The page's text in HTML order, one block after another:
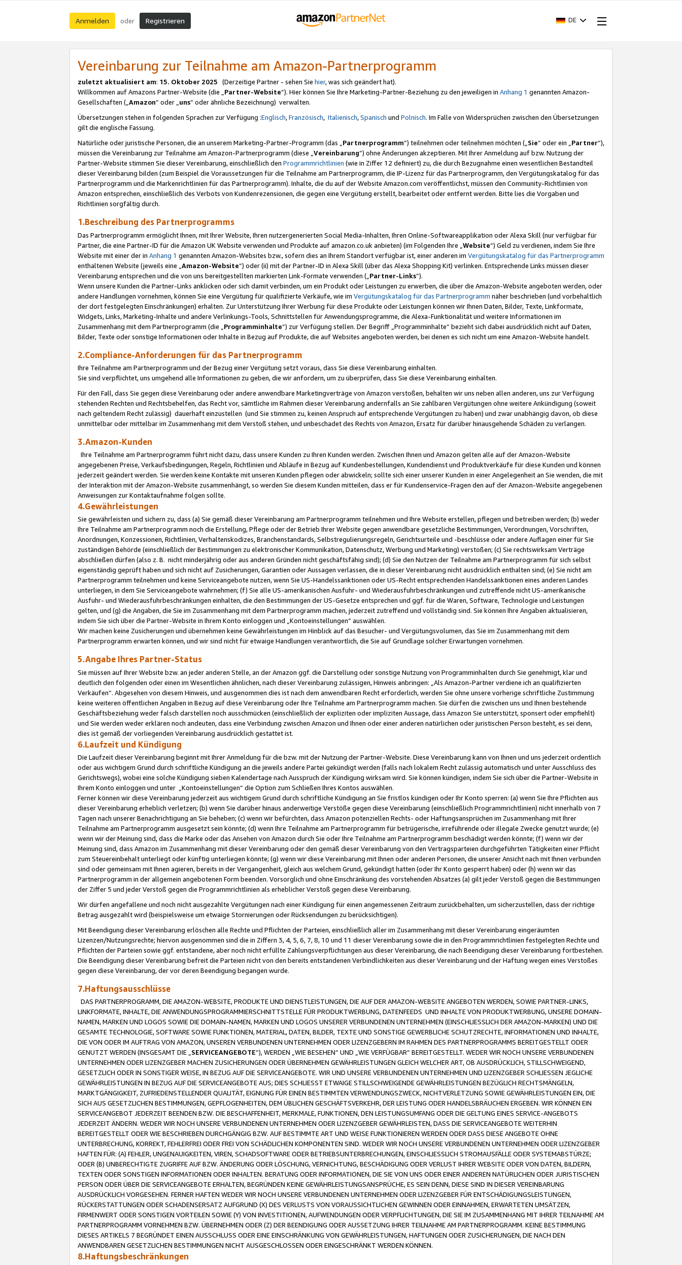
Anmelden oder Registrieren DE
Vereinbarung zur Teilnahme am Amazon-Partnerprogramm
zuletzt aktualisiert am: 15. Oktober 2025 (Derzeitige Partner - sehen Sie hier, was sich geändert hat).
Willkommen auf Amazons Partner-Website (die „Partner-Website“). Hier können Sie Ihre Marketing-Partner-Beziehung zu den jeweiligen in Anhang 1 genannten Amazon-
Gesellschaften („Amazon“ oder „uns“ oder ähnliche Bezeichnung) verwalten.
Übersetzungen stehen in folgenden Sprachen zur Verfügung :Englisch,Französisch, Italienisch,Spanisch und Polnisch. Im Falle von Widersprüchen zwischen den Übersetzungen
gilt die englische Fassung.
Natürliche oder juristische Personen, die an unserem Marketing-Partner-Programm (das „Partnerprogramm“) teilnehmen oder teilnehmen möchten („Sie“ oder ein „Partner“),
müssen die Vereinbarung zur Teilnahme am Amazon-Partnerprogramm (diese „Vereinbarung“) ohne Änderungen akzeptieren. Mit Ihrer Anmeldung auf bzw. Nutzung der
Partner-Website stimmen Sie dieser Vereinbarung, einschließlich den Programmrichtlinien (wie in Ziffer 12 definiert) zu, die durch Bezugnahme einen wesentlichen Bestandteil
dieser Vereinbarung bilden (zum Beispiel die Voraussetzungen für die Teilnahme am Partnerprogramm, die IP-Lizenz für das Partnerprogramm, den Vergütungskatalog für das
Partnerprogramm und die Markenrichtlinien für das Partnerprogramm). Inhalte, die du auf der Website Amazon.com veröffentlichst, müssen den Community-Richtlinien von
Amazon entsprechen, einschließlich des Verbots von Kundenrezensionen, die gegen eine Vergütung erstellt, bearbeitet oder entfernt werden. Bitte lies die Vorgaben und
Richtlinien sorgfältig durch.
1.Beschreibung des Partnerprogramms
Das Partnerprogramm ermöglicht Ihnen, mit Ihrer Website, Ihren nutzergenerierten Social Media-Inhalten, Ihren Online-Softwareapplikation oder Alexa Skill (nur verfügbar für
Partner, die eine Partner-ID für die Amazon UK Website verwenden und Produkte auf amazon.co.uk anbieten) (im Folgenden Ihre „ Website“) Geld zu verdienen, indem Sie Ihre
Website mit einer der in Anhang 1 genannten Amazon-Websites bzw., sofern dies an Ihrem Standort verfügbar ist, einer anderen im Vergütungskatalog für das Partnerprogramm
enthaltenen Website (jeweils eine „ Amazon-Website“) oder (ii) mit der Partner-ID in Alexa Skill (über das Alexa Shopping Kit) verlinken. Entsprechende Links müssen dieser
Vereinbarung entsprechen und die von uns bereitgestellten markierten Link-Formate verwenden („ Partner-Links“).
Wenn unsere Kunden die Partner-Links anklicken oder sich damit verbinden, um ein Produkt oder Leistungen zu erwerben, die über die Amazon-Website angeboten werden, oder
andere Handlungen vornehmen, können Sie eine Vergütung für qualifizierte Verkäufe, wie im Vergütungskatalog für das Partnerprogramm näher beschrieben (und vorbehaltlich
der dort festgelegten Einschränkungen) erhalten. Zur Unterstützung Ihrer Werbung für diese Produkte oder Leistungen können wir Ihnen Daten, Bilder, Texte, Linkformate,
Widgets, Links, Marketing-Inhalte und andere Verlinkungs-Tools, Schnittstellen für Anwendungsprogramme, die Alexa-Funktionalität und weitere Informationen im
Zusammenhang mit dem Partnerprogramm (die „ Programminhalte“) zur Verfügung stellen. Der Begriff „Programminhalte“ bezieht sich dabei ausdrücklich nicht auf Daten,
Bilder, Texte oder sonstige Informationen oder Inhalte in Bezug auf Produkte, die auf Websites angeboten werden, bei denen es sich nicht um eine Amazon-Website handelt.
2.Compliance-Anforderungen für das Partnerprogramm
Ihre Teilnahme am Partnerprogramm und der Bezug einer Vergütung setzt voraus, dass Sie diese Vereinbarung einhalten.
Sie sind verpflichtet, uns umgehend alle Informationen zu geben, die wir anfordern, um zu überprüfen, dass Sie diese Vereinbarung einhalten.
Für den Fall, dass Sie gegen diese Vereinbarung oder andere anwendbare Marketingverträge von Amazon verstoßen, behalten wir uns neben allen anderen, uns zur Verfügung
stehenden Rechten und Rechtsbehelfen, das Recht vor, sämtliche im Rahmen dieser Vereinbarung andernfalls an Sie zahlbaren Vergütungen ohne weitere Ankündigung (soweit
nach geltendem Recht zulässig) dauerhaft einzustellen (und Sie stimmen zu, keinen Anspruch auf entsprechende Vergütungen zu haben) und zwar unabhängig davon, ob diese
unmittelbar oder mittelbar im Zusammenhang mit dem Verstoß stehen, und unbeschadet des Rechts von Amazon, Ersatz für darüber hinausgehende Schäden zu verlangen.
3.Amazon-Kunden
Ihre Teilnahme am Partnerprogramm führt nicht dazu, dass unsere Kunden zu Ihren Kunden werden. Zwischen Ihnen und Amazon gelten alle auf der Amazon-Website
angegebenen Preise, Verkaufsbedingungen, Regeln, Richtlinien und Abläufe in Bezug auf Kundenbestellungen, Kundendienst und Produktverkäufe für diese Kunden und können
jederzeit geändert werden. Sie werden keine Kontakte mit unseren Kunden pflegen oder abwickeln; sollte sich einer unserer Kunden in einer Angelegenheit an Sie wenden, die mit
der Interaktion mit der Amazon-Website zusammenhängt, so werden Sie diesem Kunden mitteilen, dass er für Kundenservice-Fragen den auf der Amazon-Website angegebenen
Anweisungen zur Kontaktaufnahme folgen sollte.
4.Gewährleistungen
Sie gewährleisten und sichern zu, dass (a) Sie gemäß dieser Vereinbarung am Partnerprogramm teilnehmen und Ihre Website erstellen, pflegen und betreiben werden; (b) weder
Ihre Teilnahme am Partnerprogramm noch die Erstellung, Pflege oder der Betrieb Ihrer Website gegen anwendbare gesetzliche Bestimmungen, Verordnungen, Vorschriften,
Anordnungen, Konzessionen, Richtlinien, Verhaltenskodizes, Branchenstandards, Selbstregulierungsregeln, Gerichtsurteile und -beschlüsse oder andere Auflagen einer für Sie
zuständigen Behörde (einschließlich der Bestimmungen zu elektronischer Kommunikation, Datenschutz, Werbung und Marketing) verstoßen; (c) Sie rechtswirksam Verträge
abschließen dürfen (also z. B. nicht minderjährig oder aus anderen Gründen nicht geschäftsfähig sind); (d) Sie den Nutzen der Teilnahme am Partnerprogramm für sich selbst
eigenständig geprüft haben und sich nicht auf Zusicherungen, Garantien oder Aussagen verlassen, die in dieser Vereinbarung nicht ausdrücklich enthalten sind; (e) Sie nicht am
Partnerprogramm teilnehmen und keine Serviceangebote nutzen, wenn Sie US-Handelssanktionen oder US-Recht entsprechenden Handelssanktionen eines anderen Landes
unterliegen, in dem Sie Serviceangebote wahrnehmen; (f) Sie alle US-amerikanischen Ausfuhr- und Wiederausfuhrbeschränkungen und zutreffende nicht US-amerikanische
Ausfuhr- und Wiederausfuhrbeschränkungen einhalten, die den Bestimmungen der US-Gesetze entsprechen und ggf. für die Waren, Software, Technologie und Leistungen
gelten, und (g) die Angaben, die Sie im Zusammenhang mit dem Partnerprogramm machen, jederzeit zutreffend und vollständig sind. Sie können Ihre Angaben aktualisieren,
indem Sie sich über die Partner-Website in Ihrem Konto einloggen und „Kontoeinstellungen“ auswählen.
Wir machen keine Zusicherungen und übernehmen keine Gewährleistungen im Hinblick auf das Besucher- und Vergütungsvolumen, das Sie im Zusammenhang mit dem
Partnerprogramm erwarten können, und wir sind nicht für etwaige Handlungen verantwortlich, die Sie auf Grundlage solcher Erwartungen vornehmen.
5.Angabe Ihres Partner-Status
Sie müssen auf Ihrer Website bzw. an jeder anderen Stelle, an der Amazon ggf. die Darstellung oder sonstige Nutzung von Programminhalten durch Sie genehmigt, klar und
deutlich den folgenden oder einen im Wesentlichen ähnlichen, nach dieser Vereinbarung zulässigen, Hinweis anbringen: „Als Amazon-Partner verdiene ich an qualifizierten
Verkäufen“. Abgesehen von diesem Hinweis, und ausgenommen dies ist nach dem anwendbaren Recht erforderlich, werden Sie ohne unsere vorherige schriftliche Zustimmung
keine weiteren öffentlichen Angaben in Bezug auf diese Vereinbarung oder Ihre Teilnahme am Partnerprogramm machen. Sie dürfen die zwischen uns und Ihnen bestehende
Geschäftsbeziehung weder falsch darstellen noch ausschmücken (einschließlich der expliziten oder impliziten Aussage, dass Amazon Sie unterstützt, sponsert oder empfiehlt)
und Sie werden weder erklären noch andeuten, dass eine Verbindung zwischen Amazon und Ihnen oder einer anderen natürlichen oder juristischen Person besteht, es sei denn,
dies ist gemäß der vorliegenden Vereinbarung ausdrücklich gestattet ist.
6.Laufzeit und Kündigung
Die Laufzeit dieser Vereinbarung beginnt mit Ihrer Anmeldung für die bzw. mit der Nutzung der Partner-Website. Diese Vereinbarung kann von Ihnen und uns jederzeit ordentlich
oder aus wichtigem Grund durch schriftliche Kündigung an die jeweils andere Partei gekündigt werden (falls nach lokalem Recht zulässig automatisch und unter Ausschluss des
Gerichtswegs), wobei eine solche Kündigung sieben Kalendertage nach Ausspruch der Kündigung wirksam wird. Sie können kündigen, indem Sie sich über die Partner-Website in
Ihrem Konto einloggen und unter „Kontoeinstellungen“ die Option zum Schließen Ihres Kontos auswählen.
Ferner können wir diese Vereinbarung jederzeit aus wichtigem Grund durch schriftliche Kündigung an Sie fristlos kündigen oder Ihr Konto sperren: (a) wenn Sie Ihre Pflichten aus
dieser Vereinbarung erheblich verletzen; (b) wenn Sie darüber hinaus anderweitige Verstöße gegen diese Vereinbarung (einschließlich Programmrichtlinien) nicht innerhalb von 7
Tagen nach unserer Benachrichtigung an Sie beheben; (c) wenn wir befürchten, dass Amazon potenziellen Rechts- oder Haftungsansprüchen im Zusammenhang mit Ihrer
Teilnahme am Partnerprogramm ausgesetzt sein könnte; (d) wenn Ihre Teilnahme am Partnerprogramm für betrügerische, irreführende oder illegale Zwecke genutzt wurde; (e)
wenn wir der Meinung sind, dass die Marke oder das Ansehen von Amazon durch Sie oder Ihre Teilnahme am Partnerprogramm beschädigt werden könnte; (f) wenn wir der
Meinung sind, dass Amazon im Zusammenhang mit dieser Vereinbarung oder den gemäß dieser Vereinbarung von den Vertragsparteien durchgeführten Tätigkeiten einer Pflicht
zum Steuereinbehalt unterliegt oder künftig unterliegen könnte; (g) wenn wir diese Vereinbarung mit Ihnen oder anderen Personen, die unserer Ansicht nach mit Ihnen verbunden
sind oder gemeinsam mit Ihnen agieren, bereits in der Vergangenheit, gleich aus welchem Grund, gekündigt hatten (oder Ihr Konto gesperrt haben) oder (h) wenn wir das
Partnerprogramm in der allgemein angebotenen Form beenden. Vorsorglich und ohne Einschränkung des vorstehenden Absatzes (a) gilt jeder Verstoß gegen die Bestimmungen
der Ziffer 5 und jeder Verstoß gegen die Programmrichtlinien als erheblicher Verstoß gegen diese Vereinbarung.
Wir dürfen angefallene und noch nicht ausgezahlte Vergütungen nach einer Kündigung für einen angemessenen Zeitraum zurückbehalten, um sicherzustellen, dass der richtige
Betrag ausgezahlt wird (beispielsweise um etwaige Stornierungen oder Rücksendungen zu berücksichtigen).
Mit Beendigung dieser Vereinbarung erlöschen alle Rechte und Pflichten der Parteien, einschließlich aller im Zusammenhang mit dieser Vereinbarung eingeräumten
Lizenzen/Nutzungsrechte; hiervon ausgenommen sind die in Ziffern 3, 4, 5, 6, 7, 8, 10 und 11 dieser Vereinbarung sowie die in den Programmrichtlinien festgelegten Rechte und
Pflichten der Parteien sowie ggf. entstandene, aber noch nicht erfüllte Zahlungsverpflichtungen aus dieser Vereinbarung, die nach Beendigung dieser Vereinbarung fortbestehen.
Die Beendigung dieser Vereinbarung befreit die Parteien nicht von den bereits entstandenen Verbindlichkeiten aus dieser Vereinbarung und der Haftung wegen eines Verstoßes
gegen diese Vereinbarung, der vor deren Beendigung begangen wurde.
7.Haftungsausschlüsse
DAS PARTNERPROGRAMM, DIE AMAZON-WEBSITE, PRODUKTE UND DIENSTLEISTUNGEN, DIE AUF DER AMAZON-WEBSITE ANGEBOTEN WERDEN, SOWIE PARTNER-LINKS,
LINKFORMATE, INHALTE, DIE ANWENDUNGSPROGRAMMIERSCHNITTSTELLE FÜR PRODUKTWERBUNG, DATENFEEDS UND INHALTE VON PRODUKTWERBUNG, UNSERE DOMAIN-
NAMEN, MARKEN UND LOGOS SOWIE DIE DOMAIN-NAMEN, MARKEN UND LOGOS UNSERER VERBUNDENEN UNTERNEHMEN (EINSCHLIESSLICH DER AMAZON-MARKEN) UND DIE
GESAMTE TECHNOLOGIE, SOFTWARE SOWIE FUNKTIONEN, MATERIAL, DATEN, BILDER, TEXTE UND SONSTIGE GEWERBLICHE SCHUTZRECHTE, INFORMATIONEN UND INHALTE,
DIE VON ODER IM AUFTRAG VON AMAZON, UNSEREN VERBUNDENEN UNTERNEHMEN ODER LIZENZGEBERN IM RAHMEN DES PARTNERPROGRAMMS BEREITGESTELLT ODER
GENUTZT WERDEN (INSGESAMT DIE „ SERVICEANGEBOTE“), WERDEN „WIE BESEHEN“ UND „WIE VERFÜGBAR“ BEREITGESTELLT. WEDER WIR NOCH UNSERE VERBUNDENEN
UNTERNEHMEN ODER LIZENZGEBER MACHEN ZUSICHERUNGEN ODER ÜBERNEHMEN GEWÄHRLEISTUNGEN GLEICH WELCHER ART, OB AUSDRÜCKLICH, STILLSCHWEIGEND,
GESETZLICH ODER IN SONSTIGER WEISE, IN BEZUG AUF DIE SERVICEANGEBOTE. WIR UND UNSERE VERBUNDENEN UNTERNEHMEN UND LIZENZGEBER SCHLIESSEN JEGLICHE
GEWÄHRLEISTUNGEN IN BEZUG AUF DIE SERVICEANGEBOTE AUS; DIES SCHLIESST ETWAIGE STILLSCHWEIGENDE GEWÄHRLEISTUNGEN BEZÜGLICH RECHTSMÄNGELN,
MARKTGÄNGIGKEIT, ZUFRIEDENSTELLENDER QUALITÄT, EIGNUNG FÜR EINEN BESTIMMTEN VERWENDUNGSZWECK, NICHTVERLETZUNG SOWIE GEWÄHRLEISTUNGEN EIN, DIE
SICH AUS GESETZLICHEN BESTIMMUNGEN, GEPFLOGENHEITEN, DEM ÜBLICHEN GESCHÄFTSVERKEHR, DER LEISTUNG ODER HANDELSBRÄUCHEN ERGEBEN. WIR KÖNNEN EIN
SERVICEANGEBOT JEDERZEIT BEENDEN BZW. DIE BESCHAFFENHEIT, MERKMALE, FUNKTIONEN, DEN LEISTUNGSUMFANG ODER DIE GELTUNG EINES SERVICE-ANGEBOTS
JEDERZEIT ÄNDERN. WEDER WIR NOCH UNSERE VERBUNDENEN UNTERNEHMEN ODER LIZENZGEBER GEWÄHRLEISTEN, DASS DIE SERVICEANGEBOTE WEITERHIN
BEREITGESTELLT ODER WIE BESCHRIEBEN DURCHGÄNGIG BZW. AUF BESTIMMTE ART UND WEISE FUNKTIONIEREN WERDEN ODER DASS DIESE ANGEBOTE OHNE
UNTERBRECHUNG, KORREKT, FEHLERFREI ODER FREI VON SCHÄDLICHEN KOMPONENTEN SIND. WEDER WIR NOCH UNSERE VERBUNDENEN UNTERNEHMEN ODER LIZENZGEBER
HAFTEN FÜR: (A) FEHLER, UNGENAUIGKEITEN, VIREN, SCHADSOFTWARE ODER BETRIEBSUNTERBRECHUNGEN, EINSCHLIESSLICH STROMAUSFÄLLE ODER SYSTEMABSTÜRZE;
ODER (B) UNBERECHTIGTE ZUGRIFFE AUF BZW. ÄNDERUNG ODER LÖSCHUNG, VERNICHTUNG, BESCHÄDIGUNG ODER VERLUST IHRER WEBSITE ODER VON DATEN, BILDERN,
TEXTEN ODER SONSTIGEN INFORMATIONEN ODER INHALTEN. BERATUNG ODER INFORMATIONEN, DIE SIE VON UNS ODER EINER ANDEREN NATÜRLICHEN ODER JURISTISCHEN
PERSON ODER ÜBER DIE SERVICEANGEBOTE ERHALTEN, BEGRÜNDEN KEINE GEWÄHRLEISTUNGSANSPRÜCHE, ES SEIN DENN, DIESE SIND IN DIESER VEREINBARUNG
AUSDRÜCKLICH VORGESEHEN. FERNER HAFTEN WEDER WIR NOCH UNSERE VERBUNDENEN UNTERNEHMEN ODER LIZENZGEBER FÜR ENTSCHÄDIGUNGSLEISTUNGEN,
RÜCKERSTATTUNGEN ODER SCHADENSERSATZ AUFGRUND (X) DES VERLUSTS VON VORAUSSICHTLICHEN GEWINNEN ODER EINNAHMEN, ERWARTETEN UMSÄTZEN,
FIRMENWERT ODER SONSTIGEN VORTEILEN SOWIE (Y) VON INVESTITIONEN, AUFWENDUNGEN ODER VERPFLICHTUNGEN, DIE SIE IM ZUSAMMENHANG MIT IHRER TEILNAHME AM
PARTNERPROGRAMM VORNEHMEN BZW. ÜBERNEHMEN ODER (Z) DER BEENDIGUNG ODER AUSSETZUNG IHRER TEILNAHME AM PARTNERPROGRAMM. KEINE BESTIMMUNG
DIESES ARTIKELS 7 BEGRÜNDET EINEN AUSSCHLUSS ODER EINE EINSCHRÄNKUNG VON GEWÄHRLEISTUNGEN, HAFTUNGEN ODER ZUSICHERUNGEN, DIE NACH DEN
ANWENDBAREN GESETZLICHEN BESTIMMUNGEN NICHT AUSGESCHLOSSEN ODER EINGESCHRÄNKT WERDEN KÖNNEN.
8.Haftungsbeschränkungen